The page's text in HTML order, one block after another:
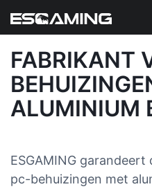
FABRIKANT
ALUMINIUM
ESGAMING
pc-behuizingen met